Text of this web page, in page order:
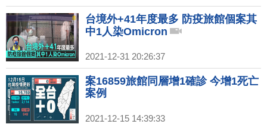
台境外+41年度最多 防疫旅館個案其
中1人染Omicron
2021-12-31 20:26:37
案16859旅館同層增1確診 今增1死亡
案例
2021-12-15 14:39:33